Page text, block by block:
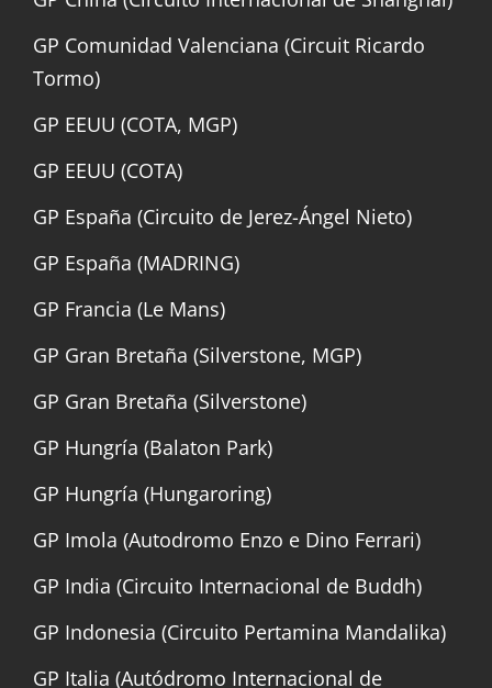
GP Comunidad Valenciana (Circuit Ricardo
Tormo)
GP EEUU (COTA, MGP)
GP EEUU (COTA)
GP España (Circuito de Jerez-Ángel Nieto)
GP España (MADRING)
GP Francia (Le Mans)
GP Gran Bretaña (Silverstone, MGP)
GP Gran Bretaña (Silverstone)
GP Hungría (Balaton Park)
GP Hungría (Hungaroring)
GP Imola (Autodromo Enzo e Dino Ferrari)
GP India (Circuito Internacional de Buddh)
GP Indonesia (Circuito Pertamina Mandalika)
GP Italia (Autódromo Internacional de